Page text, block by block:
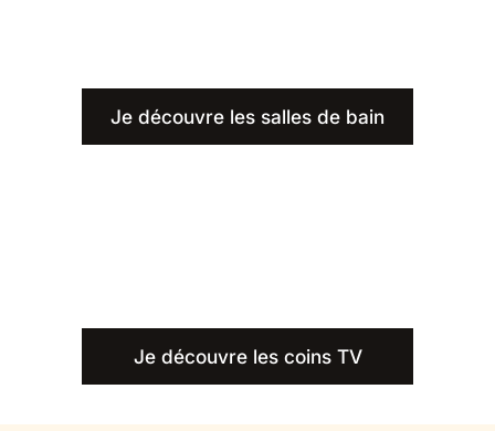
Je découvre les salles de bain
Je découvre les coins TV